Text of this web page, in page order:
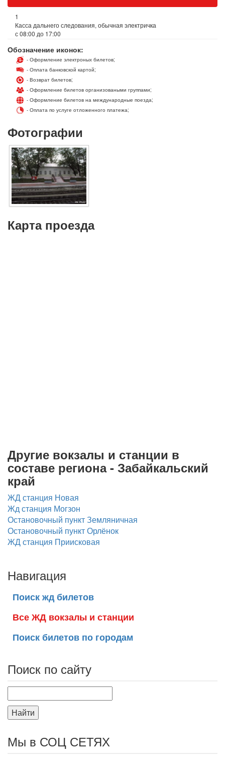
1
Касса дальнего следования, обычная электричка
с 08:00 до 17:00
Обозначение иконок:
- Оформление электроных билетов;
- Оплата банковской картой;
- Возврат билетов;
- Оформление билетов организоваными группами;
- Оформление билетов на международные поезда;
- Оплата по услуге отложенного платежа;
Фотографии
Карта проезда
Другие вокзалы и станции в
составе региона - Забайкальский
край
ЖД станция Новая
Жд станция Могзон
Остановочный пункт Земляничная
Остановочный пункт Орлёнок
ЖД станция Приисковая
Навигация
Поиск жд билетов
Все ЖД вокзалы и станции
Поиск билетов по городам
Поиск по сайту
Найти
Мы в СОЦ СЕТЯХ